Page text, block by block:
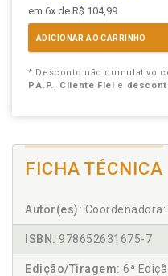
em 6x de R$ 104,99
ADICIONAR AO CARRINHO
* Desconto não cumulativo
P.A.P., Cliente Fiel e
FICHA TÉCNICA
Autor(es):
ISBN: 978652631675-7
Edição/Tiragem: 6ª